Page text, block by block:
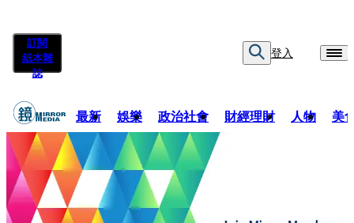
訂閱
紙本雜
誌
登入
最新 娛樂 政治社會 財經理財 人物 美